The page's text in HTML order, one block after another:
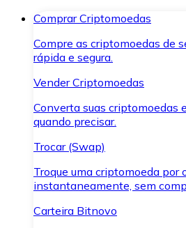
Comprar Criptomoedas
Compre as criptomoedas de
rápida e segura.
Vender Criptomoedas
Converta suas criptomoedas
quando precisar.
Trocar (Swap)
Troque uma criptomoeda por
instantaneamente, sem
Carteira Bitnovo